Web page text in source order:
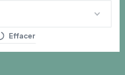
Effacer